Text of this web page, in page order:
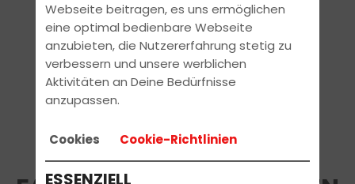
Webseite beitragen, es uns ermöglichen
eine optimal bedienbare Webseite
anzubieten, die Nutzererfahrung stetig zu
verbessern und unsere werblichen
Aktivitäten an Deine Bedürfnisse
anzupassen.
Cookies Cookie-Richtlinien
ESSENZIELL